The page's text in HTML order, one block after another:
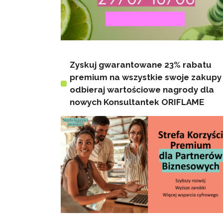
Zyskuj gwarantowane 23% rabatu
premium na wszystkie swoje zakupy
odbieraj wartościowe nagrody dla
nowych Konsultantek ORIFLAME